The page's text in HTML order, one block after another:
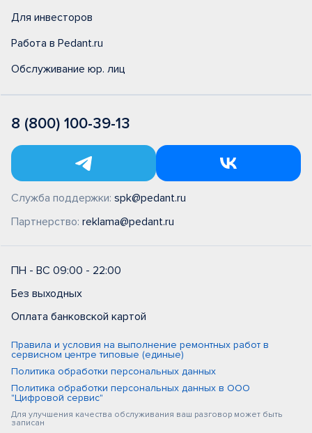
Для инвесторов
Работа в Pedant.ru
Обслуживание юр. лиц
8 (800) 100-39-13
Служба поддержки: spk@pedant.ru
Партнерство: reklama@pedant.ru
ПН - ВС 09:00 - 22:00
Без выходных
Оплата банковской картой
Правила и условия на выполнение ремонтных работ в
сервисном центре типовые (единые)
Политика обработки персональных данных
Политика обработки персональных данных в ООО
"Цифровой сервис"
Для улучшения качества обслуживания ваш разговор может быть
записан